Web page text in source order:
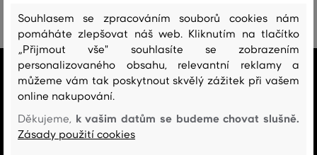
bude sloužit dlouhá léta a který podtrhne vaši jedinečnost.
VŠE SKLADEM
Všechno zboží v e-shopu je skladem.
ZÁRUKA ORIGINALITY
Výhradní zastoupení a prodej značky v ČR. Kupujete 100% originál.
Souhlasem se zpracováním souborů cookies nám
pomáháte zlepšovat náš web. Kliknutím na tlačítko
„Přijmout vše" souhlasíte se zobrazením
personalizovaného obsahu, relevantní reklamy a
můžeme vám tak poskytnout skvělý zážitek při vašem
online nakupování.
Děkujeme, k vašim datům se budeme chovat slušně.
Zásady použití cookies